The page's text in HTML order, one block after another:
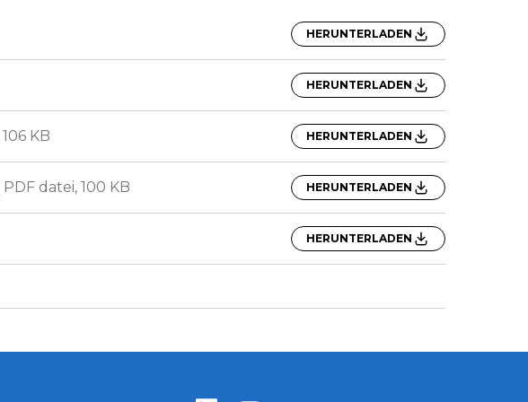
HERUNTERLADEN
HERUNTERLADEN
106 KB HERUNTERLADEN
PDF datei, 100 KB HERUNTERLADEN
HERUNTERLADEN
Zentiva LinkedIn
Zentiva YouTube